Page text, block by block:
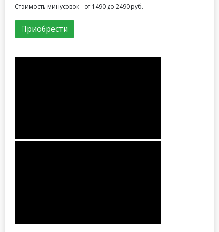
Стоимость минусовок - от 1490 до 2490 руб.
Приобрести